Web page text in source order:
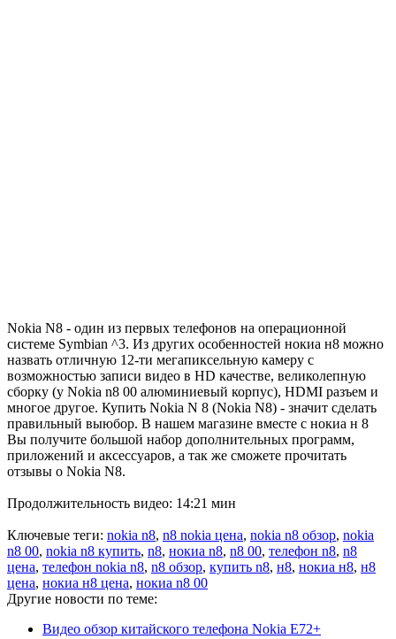
Nokia N8 - один из первых телефонов на операционной
системе Symbian ^3. Из других особенностей нокиа н8 можно
назвать отличную 12-ти мегапиксельную камеру с
возможностью записи видео в HD качестве, великолепную
сборку (у Nokia n8 00 алюминиевый корпус), HDMI разъем и
многое другое. Купить Nokia N 8 (Nokia N8) - значит сделать
правильный выюбор. В нашем магазине вместе с нокиа н 8
Вы получите большой набор дополнительных программ,
приложений и аксессуаров, а так же сможете прочитать
отзывы о Nokia N8.
Продолжительность видео: 14:21 мин
Ключевые теги: nokia n8, n8 nokia цена, nokia n8 обзор, nokia
n8 00, nokia n8 купить, n8, нокиа n8, n8 00, телефон n8, n8
цена, телефон nokia n8, n8 обзор, купить n8, н8, нокиа н8, н8
цена, нокиа н8 цена, нокиа n8 00
Другие новости по теме:
Видео обзор китайского телефона Nokia E72+